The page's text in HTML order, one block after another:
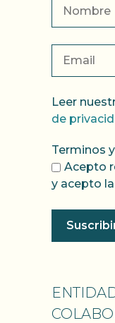
Leer
de
Terminos
Acepto
y acepto